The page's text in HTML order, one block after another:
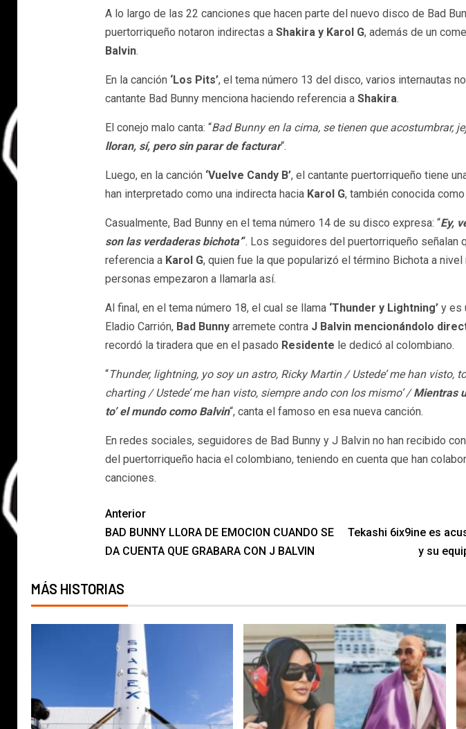
A lo largo de las 22 canciones que hacen parte del nuevo disco de Bad
puertorriqueño notaron indirectas a Shakira y Karol G, además de un
Balvin.
En la canción ‘Los Pits’, el tema número 13 del disco, varios internautas
cantante Bad Bunny menciona haciendo referencia a Shakira.
El conejo malo canta: “Bad Bunny en la cima, se tienen que acostumbrar,
lloran, sí, pero sin parar de facturar“.
Luego, en la canción ‘Vuelve Candy B’, el cantante puertorriqueño tiene
han interpretado como una indirecta hacia Karol G, también conocida como
Casualmente, Bad Bunny en el tema número 14 de su disco expresa: “Ey,
son las verdaderas bichota’“. Los seguidores del puertorriqueño señalan
referencia a Karol G, quien fue la que popularizó el término Bichota a nivel
personas empezaron a llamarla así.
Al final, en el tema número 18, el cual se llama ‘Thunder y Lightning’y es
Eladio Carrión, Bad Bunnyarremete contra J Balvin mencionándolo
recordó la tiradera que en el pasado Residente le dedicó al colombiano.
“Thunder, lightning, yo soy un astro, Ricky Martin / Ustede’ me han visto,
charting / Ustede’ me han visto, siempre ando con los mismo’ /Mientras
to’ el mundo como Balvin“, canta el famoso en esa nueva canción.
En redes sociales, seguidores de Bad Bunny y J Balvin no han recibido
del puertorriqueño hacia el colombiano, teniendo en cuenta que han
canciones.
Anterior
BAD BUNNY LLORA DE EMOCION CUANDO SE
DA CUENTA QUE GRABARA CON J BALVIN
Tekashi 6ix9ine es
y su
MÁS HISTORIAS